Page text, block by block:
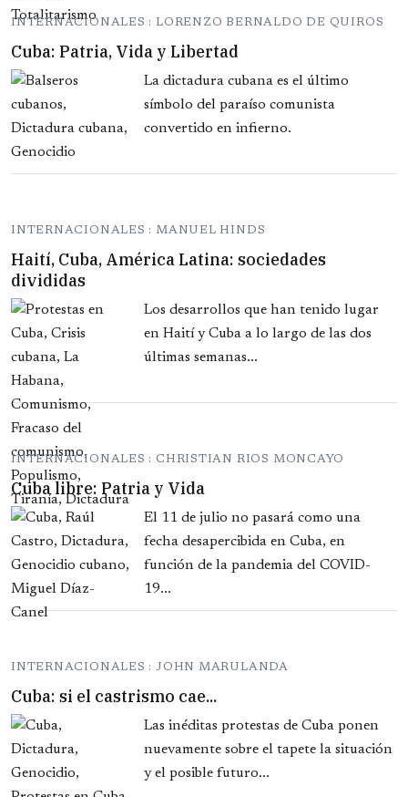
INTERNACIONALES : LORENZO BERNALDO DE QUIROS
Cuba: Patria, Vida y Libertad
La dictadura cubana es el último
símbolo del paraíso comunista
convertido en infierno.
INTERNACIONALES : MANUEL HINDS
Haití, Cuba, América Latina: sociedades
divididas
Los desarrollos que han tenido lugar
en Haití y Cuba a lo largo de las dos
últimas semanas...
INTERNACIONALES : CHRISTIAN RIOS MONCAYO
Cuba libre: Patria y Vida
El 11 de julio no pasará como una
fecha desapercibida en Cuba, en
función de la pandemia del COVID-
19...
INTERNACIONALES : JOHN MARULANDA
Cuba: si el castrismo cae...
Las inéditas protestas de Cuba ponen
nuevamente sobre el tapete la situación
y el posible futuro...